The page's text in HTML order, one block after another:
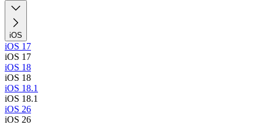
iOS
iOS 17
iOS 17
iOS 18
iOS 18
iOS 18.1
iOS 18.1
iOS 26
iOS 26